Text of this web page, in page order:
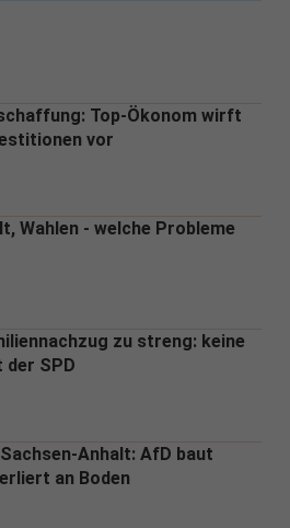
Top-Ökonom wirft
vor
Wahlen - welche Probleme
zu streng: keine
SPD
Anhalt: AfD baut
an Boden